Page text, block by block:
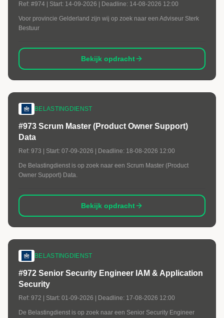
Ref: #974 | Start: 14-09-2026 | Deadline: 14-08-2026 12:00
Voor provincie Gelderland zijn wij op zoek naar een Adviseur Sterk
Bestuur
Bekijk opdracht
BELASTINGDIENST
#973 Scrum Master (Product Owner Support)
Data
Ref: 973 | Start: 07-09-2026 | Deadline: 18-08-2026 12:00
De Belastingdienst is op zoek naar een Scrum Master (Product
Owner Support) Data.
Bekijk opdracht
BELASTINGDIENST
#972 Senior Security Engineer IAM & Application
Security
Ref: 972 | Start: 01-09-2026 | Deadline: 17-08-2026 12:00
De Belastingdienst is op zoek naar een Senior Security Engineer